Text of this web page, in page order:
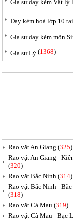
Gia sư dạy kèm Vật
Dạy kèm hoá lớp 10
Gia sư dạy kèm môn
Gia sư Lý (1368)
Rao vặt An Giang (325)
Rao vặt An Giang -
(320)
Rao vặt Bắc Ninh (314)
Rao vặt Bắc Ninh -
(318)
Rao vặt Cà Mau (319)
Rao vặt Cà Mau - Bạc